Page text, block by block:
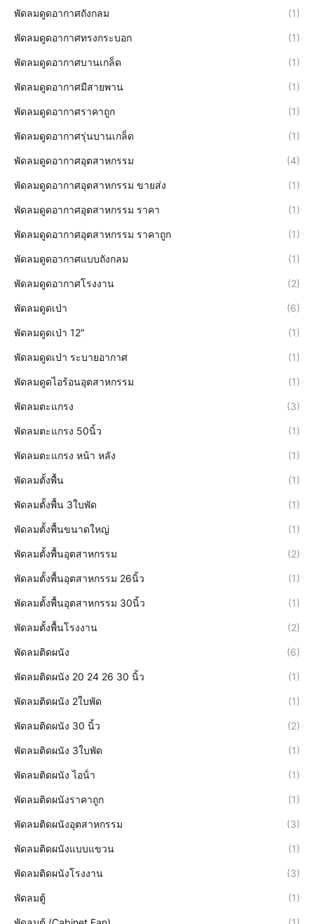
พัดลมดูดอากาศถังกลม (1)
พัดลมดูดอากาศทรงกระบอก (1)
พัดลมดูดอากาศบานเกล็ด (1)
พัดลมดูดอากาศมีสายพาน (1)
พัดลมดูดอากาศราคาถูก (1)
พัดลมดูดอากาศรุ่นบานเกล็ด (1)
พัดลมดูดอากาศอุตสาหกรรม (4)
พัดลมดูดอากาศอุตสาหกรรม ขายส่ง (1)
พัดลมดูดอากาศอุตสาหกรรม ราคา (1)
พัดลมดูดอากาศอุตสาหกรรม ราคาถูก (1)
พัดลมดูดอากาศแบบถังกลม (1)
พัดลมดูดอากาศโรงงาน (2)
พัดลมดูดเป่า (6)
พัดลมดูดเป่า 12″ (1)
พัดลมดูดเป่า ระบายอากาศ (1)
พัดลมดูดไอร้อนอุตสาหกรรม (1)
พัดลมตะแกรง (3)
พัดลมตะแกรง 50นิ้ว (1)
พัดลมตะแกรง หน้า หลัง (1)
พัดลมตั้งพื้น (1)
พัดลมตั้งพื้น 3ใบพัด (1)
พัดลมตั้งพื้นขนาดใหญ่ (1)
พัดลมตั้งพื้นอุตสาหกรรม (2)
พัดลมตั้งพื้นอุตสาหกรรม 26นิ้ว (1)
พัดลมตั้งพื้นอุตสาหกรรม 30นิ้ว (1)
พัดลมตั้งพื้นโรงงาน (2)
พัดลมติดผนัง (6)
พัดลมติดผนัง 20 24 26 30 นิ้ว (1)
พัดลมติดผนัง 2ใบพัด (1)
พัดลมติดผนัง 30 นิ้ว (2)
พัดลมติดผนัง 3ใบพัด (1)
พัดลมติดผนัง ไอน้ํา (1)
พัดลมติดผนังราคาถูก (1)
พัดลมติดผนังอุตสาหกรรม (3)
พัดลมติดผนังแบบแขวน (1)
พัดลมติดผนังโรงงาน (3)
พัดลมตู้ (1)